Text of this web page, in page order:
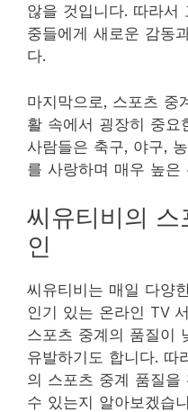
않을 것입니다. 따라서
중들에게 새로운 감동
다.
마지막으로, 스포츠 중
활 속에서 굉장히 중요
사람들은 축구, 야구,
를 사랑하며 매우 높은
씨유티비의
인
씨유티비는 매일 다양
인기 있는 온라인 TV
스포츠 중계의 품질이
유발하기도 합니다. 따
의 스포츠 중계 품질을
수 있는지 알아보겠습